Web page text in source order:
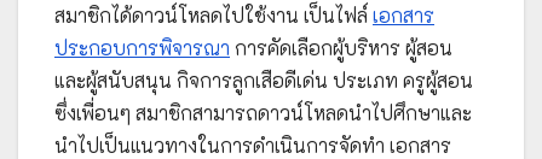
สมาชิกได้ดาวน์โหลดไปใช้งาน เป็นไฟล์ เอกสาร
ประกอบการพิจารณา การคัดเลือกผู้บริหาร ผู้สอน
และผู้สนับสนุน กิจการลูกเสือดีเด่น ประเภท ครูผู้สอน
ซึ่งเพื่อนๆ สมาชิกสามารถดาวน์โหลดนำไปศึกษาและ
นำไปเป็นแนวทางในการดำเนินการจัดทำ เอกสาร